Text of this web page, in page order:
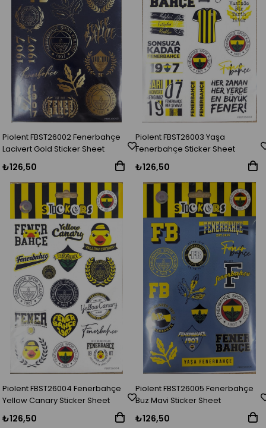
Piolent FBST26002 Fenerbahçe
Lacivert Gold Sticker Sheet
₺126,50
Piolent FBST26003 Yaşa
Fenerbahçe Sticker Sheet
₺126,50
Piolent FBST26004 Fenerbahçe
Yellow Canary Sticker Sheet
₺126,50
Piolent FBST26005 Fenerbahçe
Buz Mavi Sticker Sheet
₺126,50